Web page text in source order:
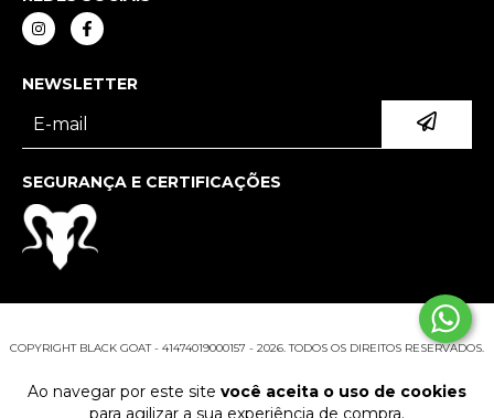
Ao navegar por este site você aceita o uso de cookies
para agilizar a sua experiência de compra.
NEWSLETTER
SEGURANÇA E CERTIFICAÇÕES
COPYRIGHT BLACK GOAT - 41474019000157 - 2026. TODOS OS DIREITOS RESERVADOS.